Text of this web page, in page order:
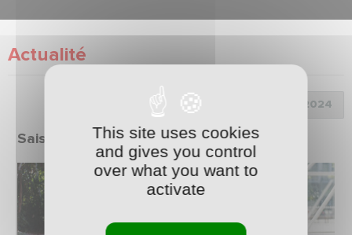
Actualité
Choix de la saison :
Saison 2023/2024This site uses cookies
and gives you control
over what you want to
activate